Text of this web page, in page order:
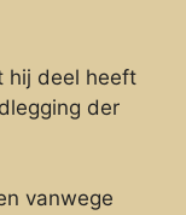
hij deel heeft
der
vanwege